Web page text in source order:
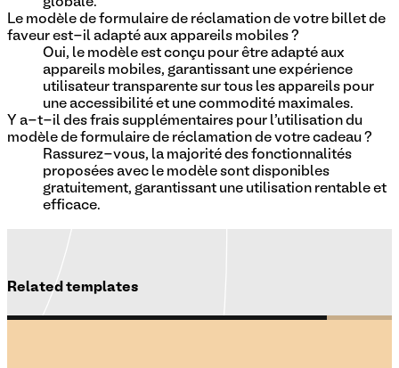
Le modèle de formulaire de réclamation de votre billet de
faveur est-il adapté aux appareils mobiles ?
Oui, le modèle est conçu pour être adapté aux
appareils mobiles, garantissant une expérience
utilisateur transparente sur tous les appareils pour
une accessibilité et une commodité maximales.
Y a-t-il des frais supplémentaires pour l'utilisation du
modèle de formulaire de réclamation de votre cadeau ?
Rassurez-vous, la majorité des fonctionnalités
proposées avec le modèle sont disponibles
gratuitement, garantissant une utilisation rentable et
efficace.
Related templates